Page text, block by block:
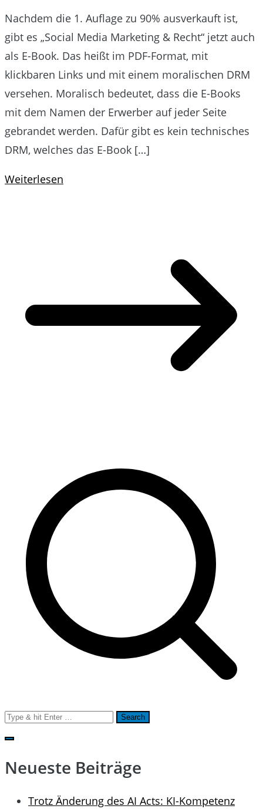
Nachdem die 1. Auflage zu 90% ausverkauft ist,
gibt es „Social Media Marketing & Recht“ jetzt auch
als E-Book. Das heißt im PDF-Format, mit
klickbaren Links und mit einem moralischen DRM
versehen. Moralisch bedeutet, dass die E-Books
mit dem Namen der Erwerber auf jeder Seite
gebrandet werden. Dafür gibt es kein technisches
DRM, welches das E-Book […]
Weiterlesen
Search
for:
Neueste Beiträge
Trotz Änderung des AI Acts: KI-Kompetenz